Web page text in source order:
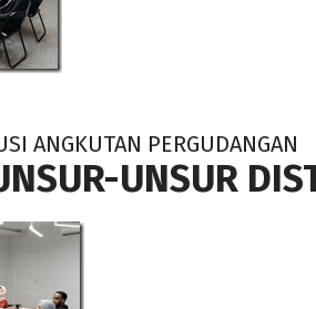
ANGKUTAN PERGUDANGAN
UNSUR